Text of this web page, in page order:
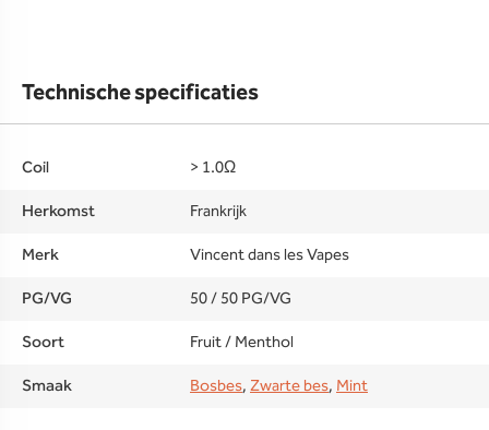
Technische specificaties
Coil
> 1.0Ω
Herkomst
Frankrijk
Merk
Vincent dans les Vapes
PG/VG
50 / 50 PG/VG
Soort
Fruit / Menthol
Smaak
Bosbes,Zwarte bes,Mint